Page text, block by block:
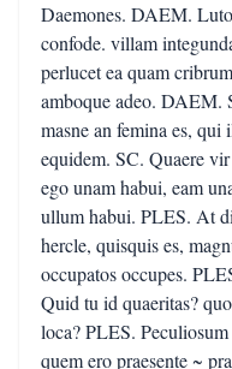
Daemones. DAEM.
confode. villam
perlucet ea quam
amboque adeo. DAEM.
masne an femina es,
equidem. SC. Quaere
ego unam habui, eam
ullum habui. PLES. At
hercle, quisquis es,
occupatos occupes.
Quid tu id quaeritas?
loca? PLES. Peculiosum
quem ero praesente ~